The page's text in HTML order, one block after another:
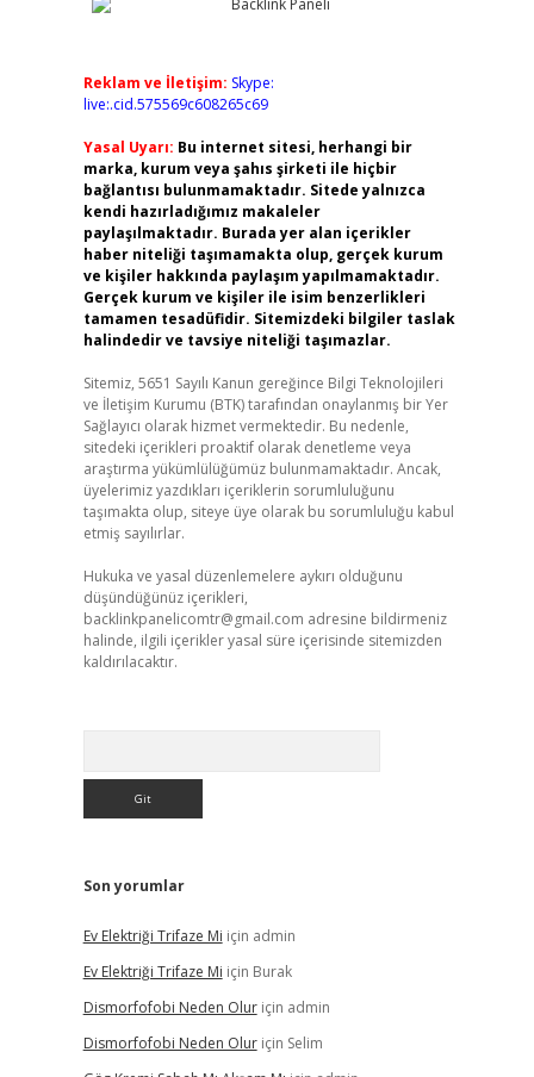
Reklam ve İletişim: Skype:
live:.cid.575569c608265c69
Yasal Uyarı: Bu internet sitesi, herhangi bir
marka, kurum veya şahıs şirketi ile hiçbir
bağlantısı bulunmamaktadır. Sitede yalnızca
kendi hazırladığımız makaleler
paylaşılmaktadır. Burada yer alan içerikler
haber niteliği taşımamakta olup, gerçek kurum
ve kişiler hakkında paylaşım yapılmamaktadır.
Gerçek kurum ve kişiler ile isim benzerlikleri
tamamen tesadüfidir. Sitemizdeki bilgiler taslak
halindedir ve tavsiye niteliği taşımazlar.
Sitemiz, 5651 Sayılı Kanun gereğince Bilgi Teknolojileri
ve İletişim Kurumu (BTK) tarafından onaylanmış bir Yer
Sağlayıcı olarak hizmet vermektedir. Bu nedenle,
sitedeki içerikleri proaktif olarak denetleme veya
araştırma yükümlülüğümüz bulunmamaktadır. Ancak,
üyelerimiz yazdıkları içeriklerin sorumluluğunu
taşımakta olup, siteye üye olarak bu sorumluluğu kabul
etmiş sayılırlar.
Hukuka ve yasal düzenlemelere aykırı olduğunu
düşündüğünüz içerikleri,
backlinkpanelicomtr@gmail.com adresine bildirmeniz
halinde, ilgili içerikler yasal süre içerisinde sitemizden
kaldırılacaktır.
Son yorumlar
Ev Elektriği Trifaze Mi için admin
Ev Elektriği Trifaze Mi için Burak
Dismorfofobi Neden Oluriçin admin
Dismorfofobi Neden Oluriçin Selim